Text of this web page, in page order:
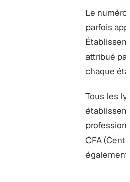
Le
parfois
attribué
chaque
Tous les
CFA
également